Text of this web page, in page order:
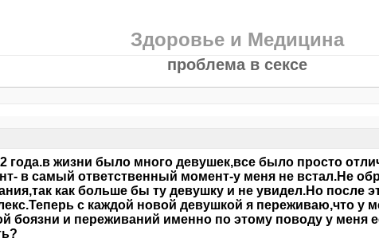
Здоровье и Медицина
проблема в сексе
года.в жизни было много девушек,все было просто
в самый ответственный момент-у меня не встал.Не
как больше бы ту девушку и не увидел.Но после
с каждой новой девушкой я переживаю,что у
боязни и переживаний именно по этому поводу у меня